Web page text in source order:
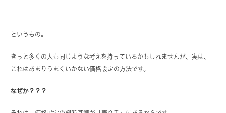
というもの。
きっと多くの人も同じような考えを持っているかもしれませんが、実は、
これはあまりうまくいかない価格設定の方法です。
なぜか？？？